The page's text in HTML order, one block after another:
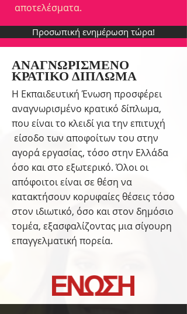
αποτελέσματα.
Προσωπική ενημέρωση τώρα!
ΑΝΑΓΝΩΡΙΣΜΕΝΟ
ΚΡΑΤΙΚΟ ΔΙΠΛΩΜΑ
Η Εκπαιδευτική Ένωση προσφέρει
αναγνωρισμένο κρατικό δίπλωμα,
που είναι το κλειδί για την επιτυχή
είσοδο των αποφοίτων του στην
αγορά εργασίας, τόσο στην Ελλάδα
όσο και στο εξωτερικό. Όλοι οι
απόφοιτοι είναι σε θέση να
κατακτήσουν κορυφαίες θέσεις τόσο
στον ιδιωτικό, όσο και στον δημόσιο
τομέα, εξασφαλίζοντας μια σίγουρη
επαγγελματική πορεία.